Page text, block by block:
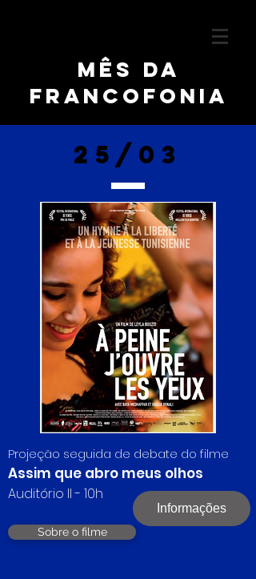
Mês da
francofonia
25/03
Projeção seguida de debate do filme
Assim que abro meus olhos
Auditório II - 10h
Sobre o filme
Informações